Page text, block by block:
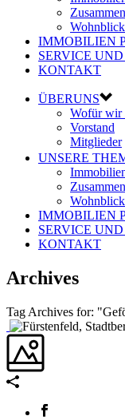
IMMOBILIEN
SERVICE
KONTAKT
ÜBERUNS
Wofür wir
Vorstand
Mitglieder
UNSERE
IMMOBILIEN
SERVICE
KONTAKT
Archives
Tag Archives for: